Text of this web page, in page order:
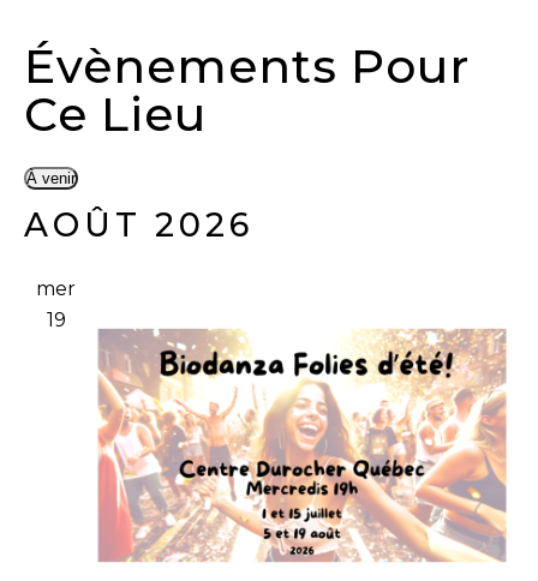
Évènements Pour
Ce Lieu
À venir
Sélectionnez
une
AOÛT 2026
mer
19